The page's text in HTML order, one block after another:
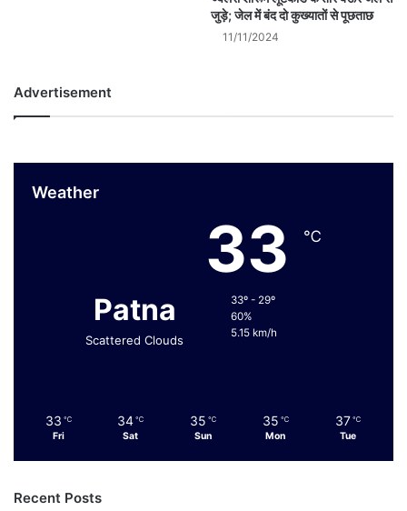
जुड़े; जेल में बंद दाे कुख्याताें से पूछताछ
11/11/2024
Advertisement
Weather
Patna
Scattered Clouds
33 ℃
33º - 29º
60%
5.15 km/h
33 ℃
Fri
34 ℃
Sat
35 ℃
Sun
35 ℃
Mon
37 ℃
Tue
Recent Posts